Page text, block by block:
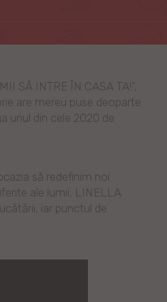
SĂ INTRE ÎN CASA TA!”,
are mereu puse deoparte
unul din cele 2020 de
să redefinim noi
ale lumii, LINELLA
iar punctul de